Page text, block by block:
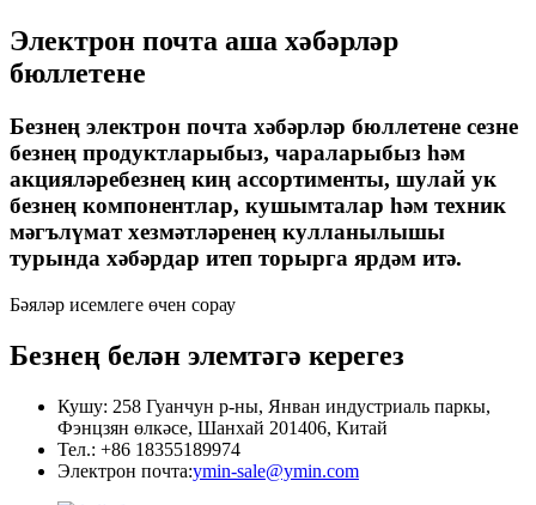
Электрон почта аша хәбәрләр
бюллетене
Безнең электрон почта хәбәрләр бюллетене сезне
безнең продуктларыбыз, чараларыбыз һәм
акцияләребезнең киң ассортименты, шулай ук ​​
безнең компонентлар, кушымталар һәм техник
мәгълүмат хезмәтләренең кулланылышы
турында хәбәрдар итеп торырга ярдәм итә.
Бәяләр исемлеге өчен сорау
Безнең белән элемтәгә керегез
Кушу: 258 Гуанчун р-ны, Янван индустриаль паркы,
Фэнцзян өлкәсе, Шанхай 201406, Китай
Тел.: +86 18355189974
Электрон почта:ymin-sale@ymin.com